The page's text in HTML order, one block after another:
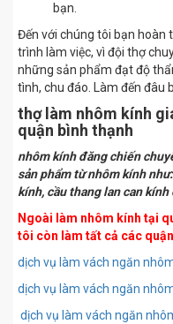
bạn.
Đến với chúng tôi bạn hoàn
trình làm việc, vì đội thợ
những sản phẩm đạt độ
tình, chu đáo. Làm đến đâu
thợ làm nhôm kính
quận bình thạnh
nhôm kính đăng chiến
sản phẩm từ nhôm kính
kính, cầu thang lan can
Ngoài làm nhôm kính tại
tôi còn làm tất cả các
dịch vụ làm vách ngăn
dịch vụ làm vách ngăn
dịch vụ làm vách ngăn